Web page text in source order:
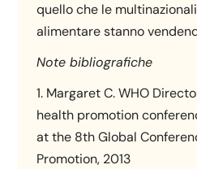
quello che le
alimentare stanno
Note bibliografiche
1. Margaret C. WHO
health promotion
at the 8th Global
Promotion, 2013